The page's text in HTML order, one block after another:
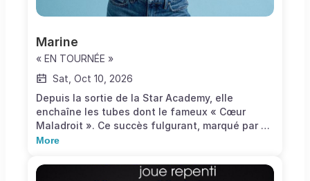
Marine
« EN TOURNÉE »
Sat, Oct 10, 2026
Depuis la sortie de la Star Academy, elle
enchaîne les tubes dont le fameux « Cœur
Maladroit ». Ce succès fulgurant, marqué par un
maintien durable en tête des charts airplay et
écho puissant chez un large public.Marine ne
More